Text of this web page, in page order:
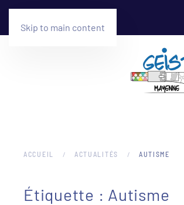
Skip to main content
ACCUEIL ACTUALITÉS AUTISME
Étiquette : Autisme